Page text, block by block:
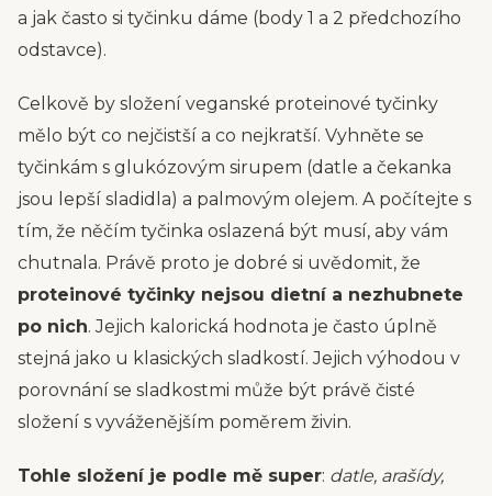
a jak často si tyčinku dáme (body 1 a 2 předchozího
odstavce).
Celkově by složení veganské proteinové tyčinky
mělo být co nejčistší a co nejkratší. Vyhněte se
tyčinkám s glukózovým sirupem (datle a čekanka
jsou lepší sladidla) a palmovým olejem. A počítejte s
tím, že něčím tyčinka oslazená být musí, aby vám
chutnala. Právě proto je dobré si uvědomit, že
proteinové tyčinky nejsou dietní a nezhubnete
po nich. Jejich kalorická hodnota je často úplně
stejná jako u klasických sladkostí. Jejich výhodou v
porovnání se sladkostmi může být právě čisté
složení s vyváženějším poměrem živin.
Tohle složení je podle mě super: datle, arašídy,